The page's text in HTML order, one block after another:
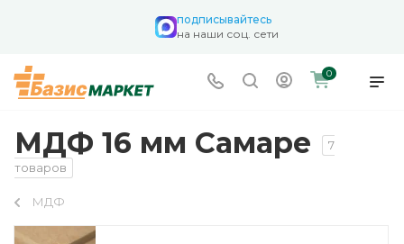
подписывайтесь
на наши соц. сети
0
МДФ 16 мм Самаре
7
товаров
МДФ